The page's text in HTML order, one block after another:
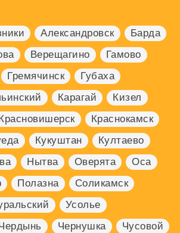
Александровск
Барда
Верещагино
Гамово
Гремячинск
Губаха
Карагай
Кизел
Красновишерск
Краснокамск
Кукуштан
Култаево
Нытва Оверята
Оса
Полазна
Соликамск
Усолье
Чернушка
Чусовой